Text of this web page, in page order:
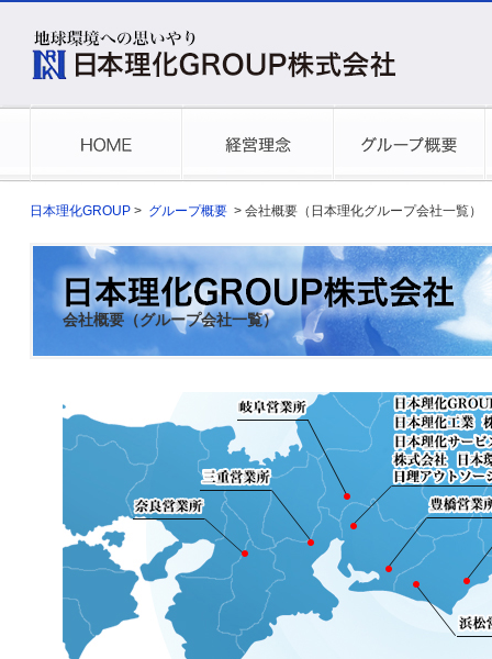
日本理化GROUP > グループ概要 > 会社概要（日本理化グループ会社一覧）
会社概要（グループ会社一覧）